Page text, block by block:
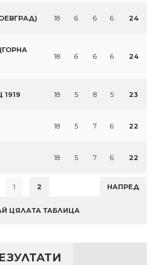
18 6 6 6 24
18 6 6 6 24
18 5 8 5 23
18 5 7 6 22
18 5 7 6 22
1 2 НАПРЕД
ЦЯЛАТА ТАБЛИЦА